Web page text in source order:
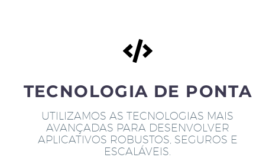
TECNOLOGIA DE PONTA
UTILIZAMOS AS TECNOLOGIAS MAIS
AVANÇADAS PARA DESENVOLVER
APLICATIVOS ROBUSTOS, SEGUROS E
ESCALÁVEIS.